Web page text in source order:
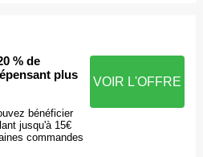
% de
plus
bénéficier
jusqu'à 15€
commandes
VOIR L'OFFRE